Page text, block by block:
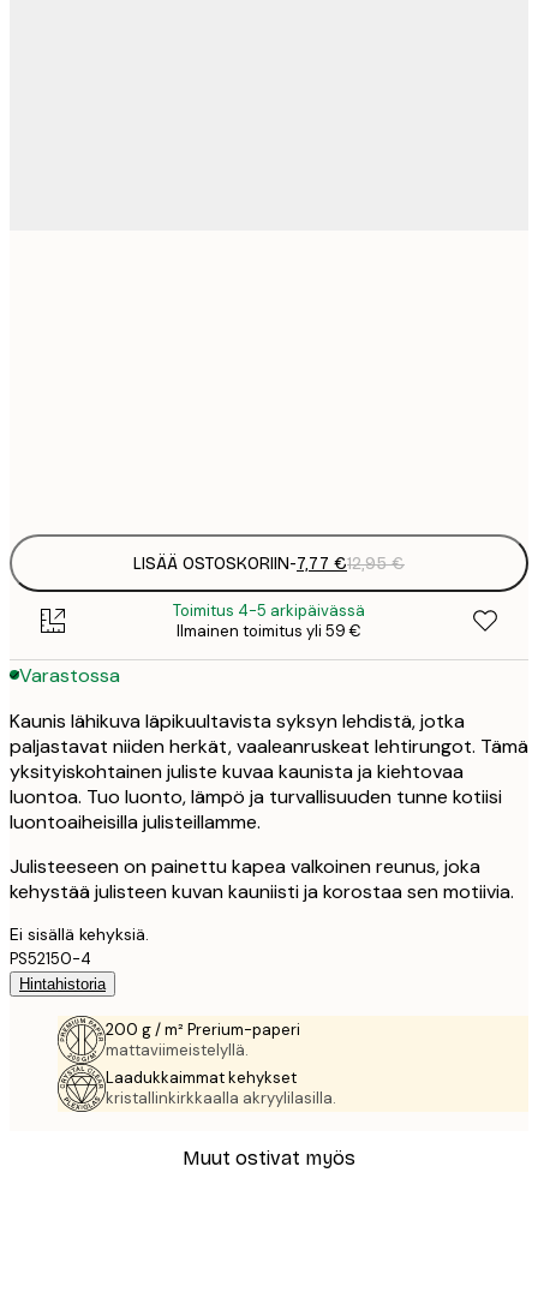
LISÄÄ OSTOSKORIIN-7,77 €12,95 €
Toimitus 4-5 arkipäivässä
Ilmainen toimitus yli 59 €
Varastossa
Kaunis lähikuva läpikuultavista syksyn lehdistä, jotka
paljastavat niiden herkät, vaaleanruskeat lehtirungot. Tämä
yksityiskohtainen juliste kuvaa kaunista ja kiehtovaa
luontoa. Tuo luonto, lämpö ja turvallisuuden tunne kotiisi
luontoaiheisilla julisteillamme.
Julisteeseen on painettu kapea valkoinen reunus, joka
kehystää julisteen kuvan kauniisti ja korostaa sen motiivia.
Ei sisällä kehyksiä.
PS52150-4
Hintahistoria
200 g / m² Prerium-paperi
mattaviimeistelyllä.
Laadukkaimmat kehykset
kristallinkirkkaalla akryylilasilla.
Muut ostivat myös